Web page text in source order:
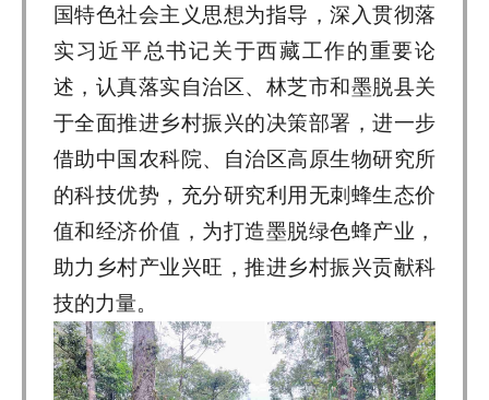
国特色社会主义思想为指导，深入贯彻落
实习近平总书记关于西藏工作的重要论
述，认真落实自治区、林芝市和墨脱县关
于全面推进乡村振兴的决策部署，进一步
借助中国农科院、自治区高原生物研究所
的科技优势，充分研究利用无刺蜂生态价
值和经济价值，为打造墨脱绿色蜂产业，
助力乡村产业兴旺，推进乡村振兴贡献科
技的力量。